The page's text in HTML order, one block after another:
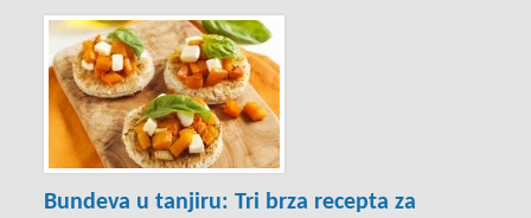
Bundeva u tanjiru: Tri brza recepta za